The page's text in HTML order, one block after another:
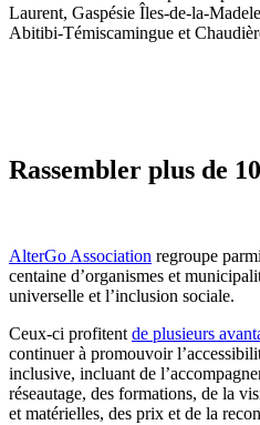
Laurent, Gaspésie Îles-de-la-
Abitibi-Témiscamingue et
Rassembler plus de
AlterGo Association regroupe
centaine d’organismes et
universelle et l’inclusion sociale.
Ceux-ci profitentde plusieurs
continuer à promouvoir
inclusive, incluant de
réseautage, des formations, de la
et matérielles, des prix et de la